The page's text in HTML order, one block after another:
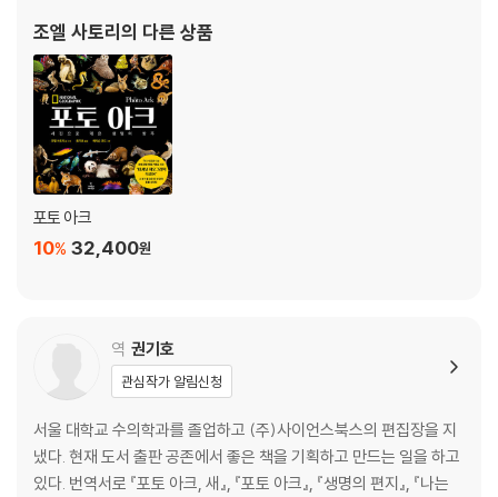
ork Times)],
조엘 사토리 의 다른 상품
포토 아크
32,400원
10%
역 권기호
관심작가 알림신청
서울 대학교 수의학과를 졸업하고 (주)사이언스북스의 편집장을 지
냈다. 현재 도서 출판 공존에서 좋은 책을 기획하고 만드는 일을 하고
있다. 번역서로 『포토 아크, 새』, 『포토 아크』, 『생명의 편지』, 『나는